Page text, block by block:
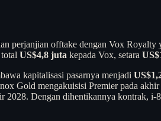
perjanjian offtake dengan Vox
US$4,8 juta kepada Vox, setara
kapitalisasi pasarnya menjadi
Gold mengakuisisi Premier pada
Dengan dihentikannya kontrak, i-